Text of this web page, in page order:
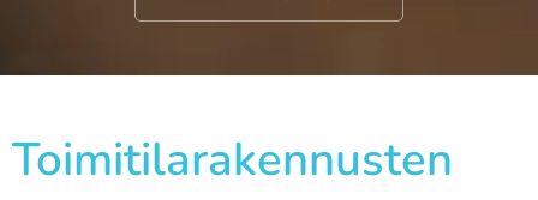
Toimitilarakennusten